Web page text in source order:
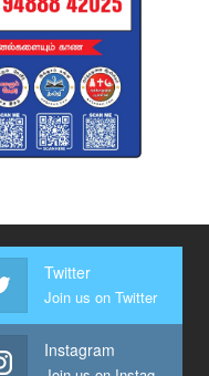
Twitter
Join us on Twitter
Instagram